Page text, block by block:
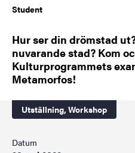
Student
Hur ser din drömstad
nuvarande stad? Kom
Kulturprogrammets
Metamorfos!
Utställning, Workshop
Datum